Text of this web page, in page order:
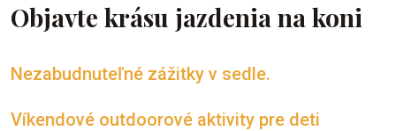
Objavte krásu jazdenia na koni
Nezabudnuteľné zážitky v sedle.
Víkendové outdoorové aktivity pre deti